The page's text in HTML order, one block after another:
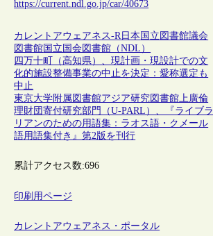
https://current.ndl.go.jp/car/40673
カレントアウェアネス-R日本 国立図書館議会
図書館国立国会図書館（NDL）
四万十町（高知県）、現計画・現設計での文
化的施設整備事業の中止を決定：愛称選定も
中止
東京大学附属図書館アジア研究図書館上廣倫
理財団寄付研究部門（U-PARL）、『ライブラ
リアンのための用語集：ラオス語・クメール
語用語集付き』第2版を刊行
累計アクセス数:696
印刷用ページ
カレントアウェアネス・ポータル